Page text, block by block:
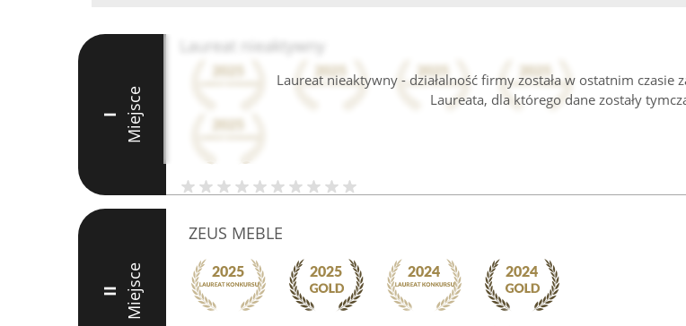
Laureat nieaktywny - działalność firmy została w ostatnim
Laureata, dla którego dane zostały
I Miejsce
Laureat nieaktywny
II Miejsce
ZEUS MEBLE